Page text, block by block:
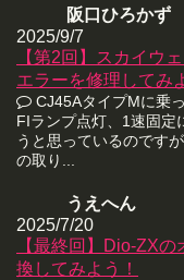
阪口ひろかず
2025/9/7
【第2回】スカイウ
エラーを修理してみ
CJ45AタイプMに乗
FIランプ点灯、1速固定
うと思っているのです
の取り...
うえへん
2025/7/20
【最終回】Dio-ZX
換してみよう！